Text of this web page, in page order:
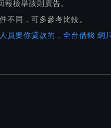
檢舉該則廣告。
不同，可多參考比較。
員要你貸款的，全台借錢 網